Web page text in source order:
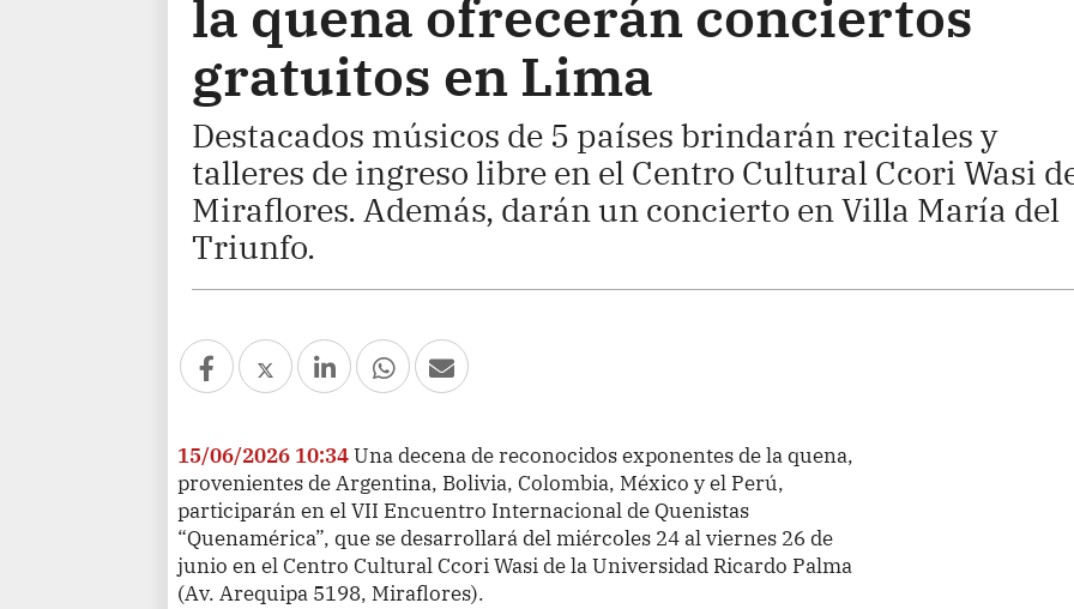
la quena ofrecerán conciertos
gratuitos en Lima
Destacados músicos de 5 países brindarán recitales y
talleres de ingreso libre en el Centro Cultural Ccori Wasi
Miraflores. Además, darán un concierto en Villa María del
Triunfo.
15/06/2026 10:34Una decena de reconocidos exponentes de la quena,
provenientes de Argentina, Bolivia, Colombia, México y el Perú,
participarán en el VII Encuentro Internacional de Quenistas
“Quenamérica”, que se desarrollará del miércoles 24 al viernes 26 de
junio en el Centro Cultural Ccori Wasi de la Universidad Ricardo Palma
(Av. Arequipa 5198, Miraflores).